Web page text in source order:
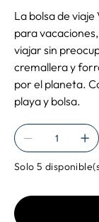
La bolsa de
para
viajar sin
cremallera y
por el planeta.
playa y bolsa.
Solo 5